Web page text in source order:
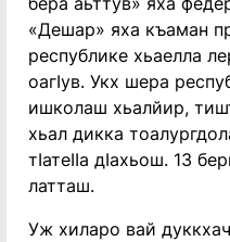
«Дешар» яха къаман
республике хьаелла
оагӀув. Укх шера
ишколаш хьалйир,
хьал дикка
тӀатеӀӀа дӀахьош. 13
латташ.
Уж хиларо вай